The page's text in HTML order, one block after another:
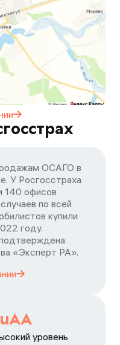
ОСАГО в
У Росгосстраха
140 офисов
по всей
купили
году.
«Эксперт РА».
уровень